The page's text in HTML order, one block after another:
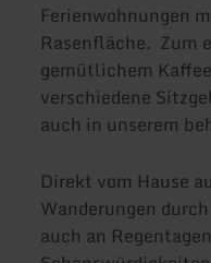
Ferienwohnungen
Rasenfläche. Zum
gemütlichem
verschiedene
auch in unserem
Direkt vom Hause
Wanderungen
auch an